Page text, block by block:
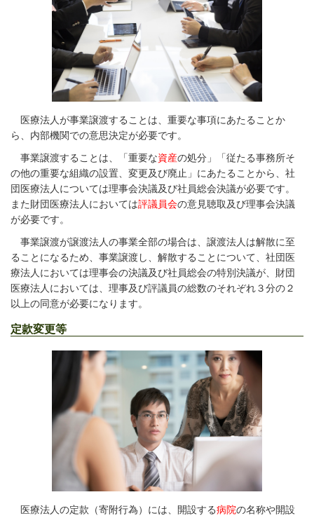
医療法人が事業譲渡することは、重要な事項にあたることか
ら、内部機関での意思決定が必要です。
事業譲渡することは、「重要な資産の処分」「従たる事務所そ
の他の重要な組織の設置、変更及び廃止」にあたることから、社
団医療法人については理事会決議及び社員総会決議が必要です。
また財団医療法人においては評議員会の意見聴取及び理事会決議
が必要です。
事業譲渡が譲渡法人の事業全部の場合は、譲渡法人は解散に至
ることになるため、事業譲渡し、解散することについて、社団医
療法人においては理事会の決議及び社員総会の特別決議が、財団
医療法人においては、理事及び評議員の総数のそれぞれ３分の２
以上の同意が必要になります。
定款変更等
医療法人の定款（寄附行為）には、開設する病院の名称や開設